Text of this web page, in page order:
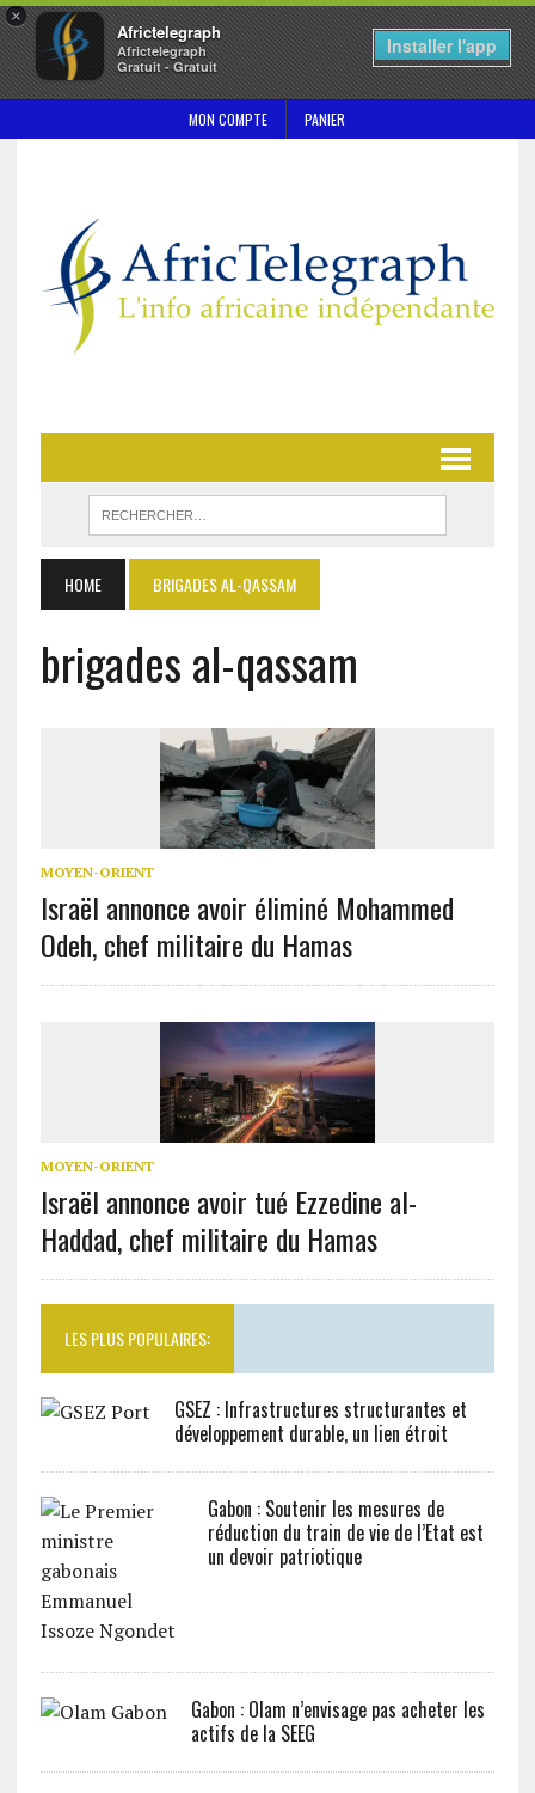
×
Africtelegraph
Africtelegraph
Gratuit - Gratuit
Installer l'app
MON COMPTE PANIER
HOME BRIGADES AL-QASSAM
brigades al-qassam
MOYEN-ORIENT
Israël annonce avoir éliminé Mohammed
Odeh, chef militaire du Hamas
MOYEN-ORIENT
Israël annonce avoir tué Ezzedine al-
Haddad, chef militaire du Hamas
LES PLUS POPULAIRES:
GSEZ : Infrastructures structurantes et
développement durable, un lien étroit
Gabon : Soutenir les mesures de
réduction du train de vie de l’Etat est
un devoir patriotique
Gabon : Olam n’envisage pas acheter les
actifs de la SEEG